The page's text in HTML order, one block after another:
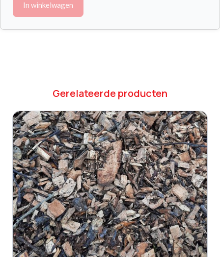
In winkelwagen
Gerelateerde producten